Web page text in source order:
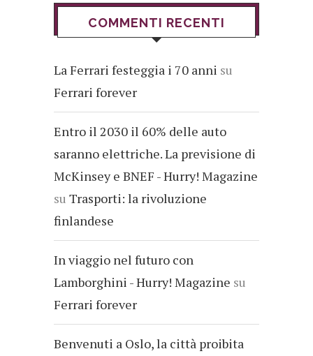
COMMENTI RECENTI
La Ferrari festeggia i 70 anni su
Ferrari forever
Entro il 2030 il 60% delle auto
saranno elettriche. La previsione di
McKinsey e BNEF - Hurry! Magazine
su Trasporti: la rivoluzione
finlandese
In viaggio nel futuro con
Lamborghini - Hurry! Magazine su
Ferrari forever
Benvenuti a Oslo, la città proibita